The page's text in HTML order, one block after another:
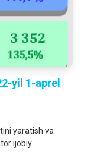
yil 1-aprel
yaratish va
ijobiy